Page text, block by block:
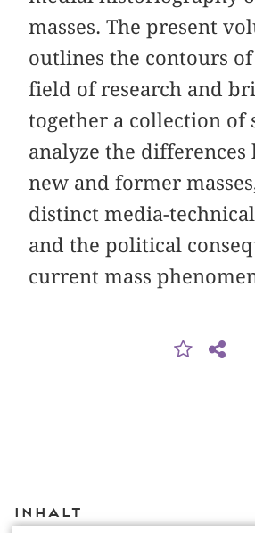
masses. The present
outlines the contours
field of research and
together a collection of
analyze the differences
new and former
distinct media-
and the political
current mass
Inhalt